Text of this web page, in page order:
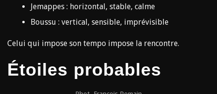
Jemappes : horizontal, stable, calme
Boussu : vertical, sensible, imprévisible
Celui qui impose son tempo impose la rencontre.
Étoiles probables